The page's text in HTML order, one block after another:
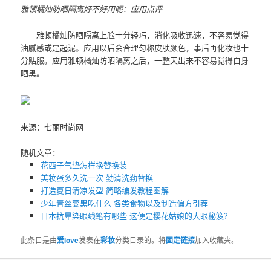
雅顿橘灿防晒隔离好不好用呢：应用点评
雅顿橘灿防晒隔离上脸十分轻巧，消化吸收迅速，不容易觉得
油腻感或是起泥。应用以后会合理匀称皮肤颜色，事后再化妆也十
分贴服。应用雅顿橘灿防晒隔离之后，一整天出来不容易觉得自身
晒黑。
来源：七丽时尚网
随机文章：
花西子气垫怎样换替换装
美妆蛋多久洗一次 勤清洗勤替换
打造夏日清凉发型 简略编发教程图解
少年青丝变黑吃什么 各类食物以及制造偏方引荐
日本抗晕染眼线笔有哪些 这便是樱花姑娘的大眼秘笈？
此条目是由爱love发表在彩妆分类目录的。将固定链接加入收藏夹。